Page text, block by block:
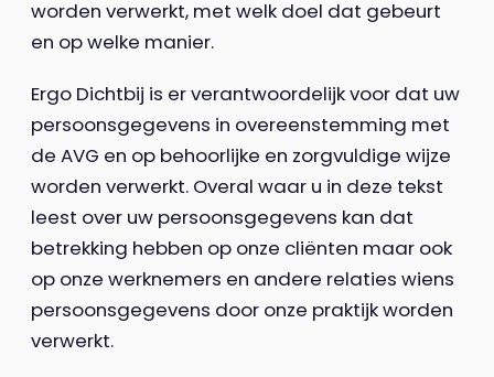
worden verwerkt, met welk doel dat gebeurt
en op welke manier.
Ergo Dichtbij is er verantwoordelijk voor dat uw
persoonsgegevens in overeenstemming met
de AVG en op behoorlijke en zorgvuldige wijze
worden verwerkt. Overal waar u in deze tekst
leest over uw persoonsgegevens kan dat
betrekking hebben op onze cliënten maar ook
op onze werknemers en andere relaties wiens
persoonsgegevens door onze praktijk worden
verwerkt.